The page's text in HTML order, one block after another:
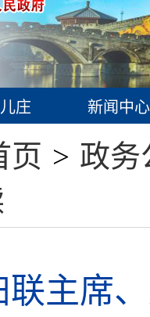
庄 新闻中心
页 > 政务
联主席